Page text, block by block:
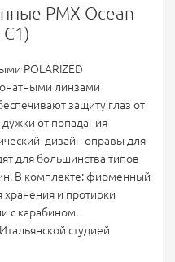
PMX Ocean
POLARIZED
линзами
защиту глаз от
от попадания
дизайн оправы для
для большинства типов
В комплекте: фирменный
и протирки
молнии с карабином.
студией